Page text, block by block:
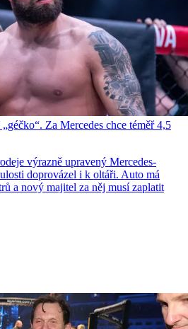
Za Mercedes chce téměř 4,5
výrazně upravený Mercedes-
doprovázel i k oltáři. Auto má
a nový majitel za něj musí zaplatit